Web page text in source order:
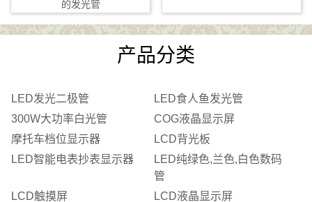
的发光管
产品分类
LED发光二极管
LED食人鱼发光管
300W大功率白光管
COG液晶显示屏
摩托车档位显示器
LCD背光板
LED智能电表抄表显示器
LED纯绿色,兰色,白色数码
管
LCD触摸屏
LCD液晶显示屏